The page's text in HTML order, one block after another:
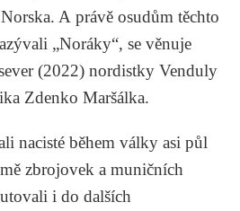
A právě osudům těchto
„Noráky“, se věnuje
(2022) nordistky Venduly
Zdenko Maršálka.
nacisté během války asi půl
zbrojovek a muničních
i do dalších